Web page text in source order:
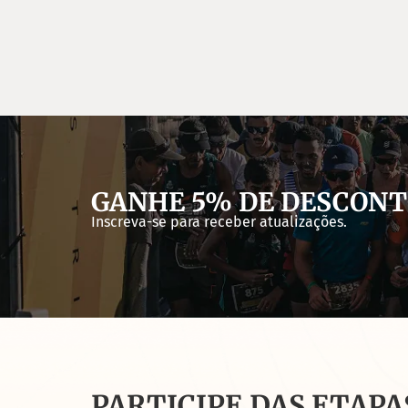
GANHE 5% DE
Inscreva-se para receber atualizações.